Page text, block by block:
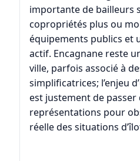
importante de bailleurs
copropriétés plus ou
équipements publics et
actif. Encagnane reste
ville, parfois associé à
simplificatrices; l’enjeu
est justement de passer
représentations pour
réelle des situations